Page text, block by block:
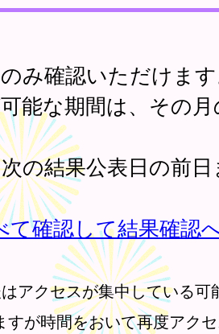
み確認いただけま
能な期間は、その
の結果公表日の前
て確認して結果確認
アクセスが集中している可
すが時間をおいて再度アク